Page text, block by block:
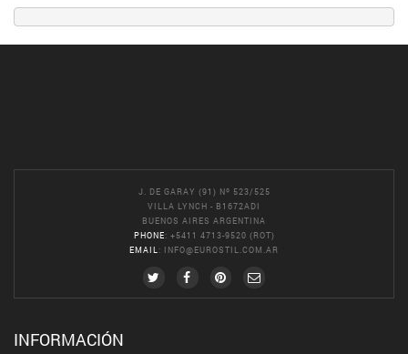
J. DE GARAY (91) Nº 523/525
VILLA LYNCH - B1672ADI
BUENOS AIRES ARGENTINA
PHONE: +5411 4713-9520 (ROT)
EMAIL: INFO@EUROSTIL.COM.AR
INFORMACIÓN